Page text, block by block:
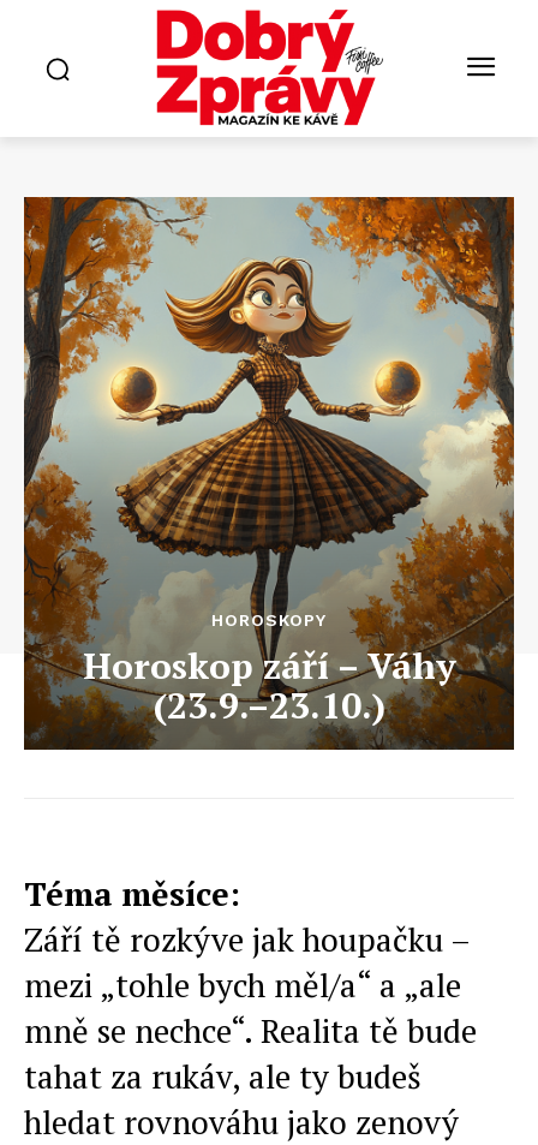
HOROSKOPY
Horoskop září – Váhy
(23.9.–23.10.)
Téma měsíce:
Září tě rozkýve jak houpačku –
mezi „tohle bych měl/a“ a „ale
mně se nechce“. Realita tě bude
tahat za rukáv, ale ty budeš
hledat rovnováhu jako zenový